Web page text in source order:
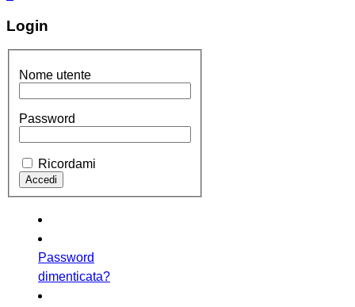
Login
Nome utente
Password
Ricordami
Password
dimenticata?